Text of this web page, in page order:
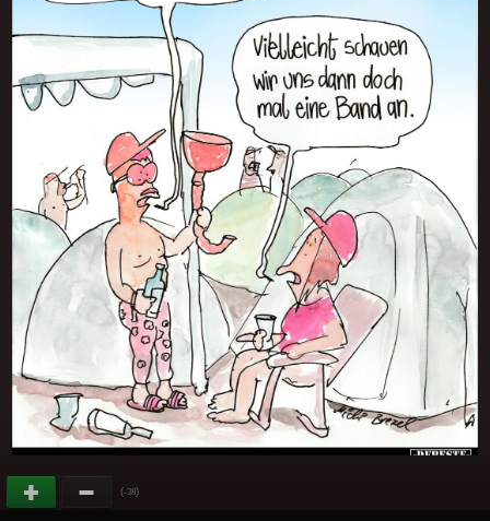
(-38)